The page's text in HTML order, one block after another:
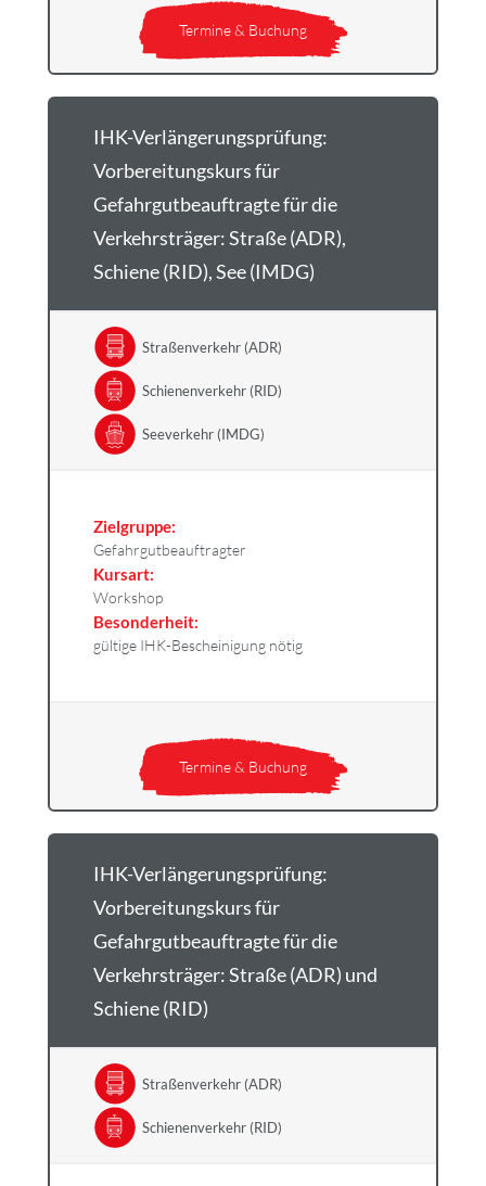
Termine & Buchung
IHK-Verlängerungsprüfung:
Vorbereitungskurs für
Gefahrgutbeauftragte für die
Verkehrsträger: Straße (ADR),
Schiene (RID), See (IMDG)
Straßenverkehr (ADR)
Schienenverkehr (RID)
Seeverkehr (IMDG)
Zielgruppe:
Gefahrgutbeauftragter
Kursart:
Workshop
Besonderheit:
gültige IHK-Bescheinigung nötig
Termine & Buchung
IHK-Verlängerungsprüfung:
Vorbereitungskurs für
Gefahrgutbeauftragte für die
Verkehrsträger: Straße (ADR) und
Schiene (RID)
Straßenverkehr (ADR)
Schienenverkehr (RID)